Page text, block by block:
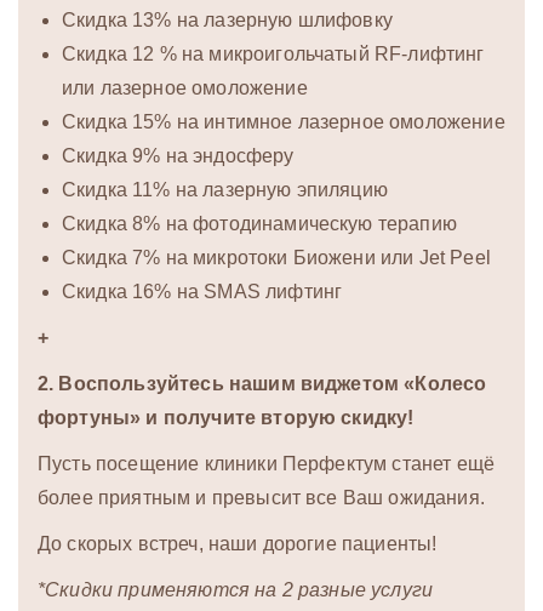
Скидка 13% на лазерную шлифовку
Скидка 12 % на микроигольчатый RF-лифтинг
или лазерное омоложение
Скидка 15% на интимное лазерное омоложение
Скидка 9% на эндосферу
Скидка 11% на лазерную эпиляцию
Скидка 8% на фотодинамическую терапию
Скидка 7% на микротоки Биожени или Jet Peel
Скидка 16% на SMAS лифтинг
+
2. Воспользуйтесь нашим виджетом «Колесо
фортуны» и получите вторую скидку!
Пусть посещение клиники Перфектум станет ещё
более приятным и превысит все Ваш ожидания.
До скорых встреч, наши дорогие пациенты!
*Скидки применяются на 2 разные услуги